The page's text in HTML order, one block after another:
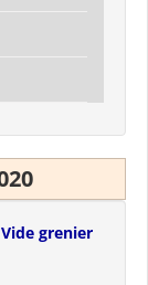
Vide grenier